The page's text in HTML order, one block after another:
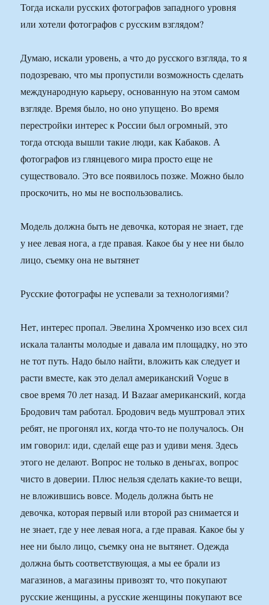
Тогда искали русских фотографов западного уровня
или хотели фотографов с русским взглядом?
Думаю, искали уровень, а что до русского взгляда, то я
подозреваю, что мы пропустили возможность сделать
международную карьеру, основанную на этом самом
взгляде. Время было, но оно упущено. Во время
перестройки интерес к России был огромный, это
тогда отсюда вышли такие люди, как Кабаков. А
фотографов из глянцевого мира просто еще не
существовало. Это все появилось позже. Можно было
проскочить, но мы не воспользовались.
Модель должна быть не девочка, которая не знает, где
у нее левая нога, а где правая. Какое бы у нее ни было
лицо, съемку она не вытянет
Русские фотографы не успевали за технологиями?
Нет, интерес пропал. Эвелина Хромченко изо всех сил
искала таланты молодые и давала им площадку, но это
не тот путь. Надо было найти, вложить как следует и
расти вместе, как это делал американский Vogue в
свое время 70 лет назад. И Bazaar американский, когда
Бродович там работал. Бродович ведь муштровал этих
ребят, не прогонял их, когда что-то не получалось. Он
им говорил: иди, сделай еще раз и удиви меня. Здесь
этого не делают. Вопрос не только в деньгах, вопрос
чисто в доверии. Плюс нельзя сделать какие-то вещи,
не вложившись вовсе. Модель должна быть не
девочка, которая первый или второй раз снимается и
не знает, где у нее левая нога, а где правая. Какое бы у
нее ни было лицо, съемку она не вытянет. Одежда
должна быть соответствующая, а мы ее брали из
магазинов, а магазины привозят то, что покупают
русские женщины, а русские женщины покупают все